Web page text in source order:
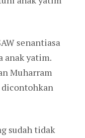
senantiasa
anak yatim.
Muharram
dicontohkan
sudah tidak